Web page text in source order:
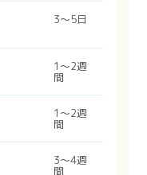
3〜5日
1〜2週
間
1〜2週
間
3〜4週
間